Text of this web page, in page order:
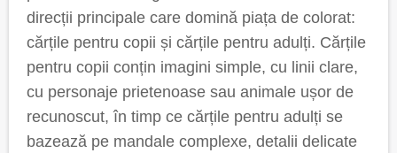
direcții principale care domină piața de colorat:
cărțile pentru copii și cărțile pentru adulți. Cărțile
pentru copii conțin imagini simple, cu linii clare,
cu personaje prietenoase sau animale ușor de
recunoscut, în timp ce cărțile pentru adulți se
bazează pe mandale complexe, detalii delicate